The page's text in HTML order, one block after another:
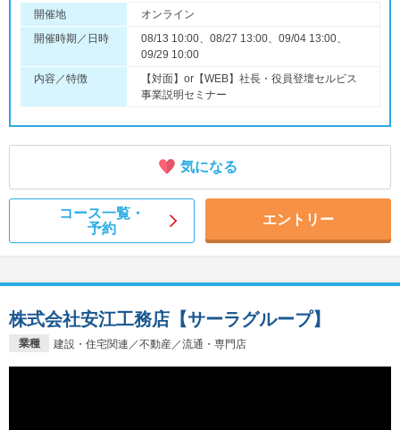
開催地
オンライン
開催時期／日時
08/13 10:00、08/27 13:00、09/04 13:00、
09/29 10:00
内容／特徴
【対面】or【WEB】社長・役員登壇セルビス
事業説明セミナー
気になる
コース一覧・
予約
エントリー
業種 建設・住宅関連／不動産／流通・専門店
株式会社安江工務店【サーラグループ】